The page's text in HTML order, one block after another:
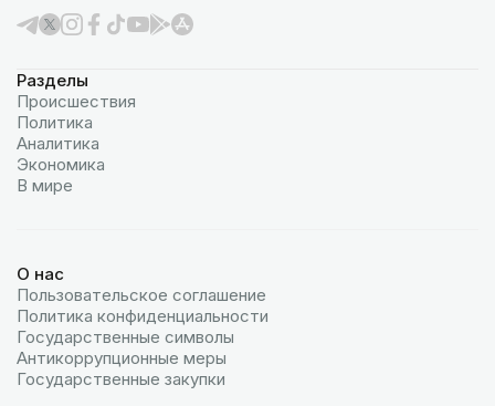
Разделы
Происшествия
Политика
Аналитика
Экономика
В мире
О нас
Пользовательское соглашение
Политика конфиденциальности
Государственные символы
Антикоррупционные меры
Государственные закупки